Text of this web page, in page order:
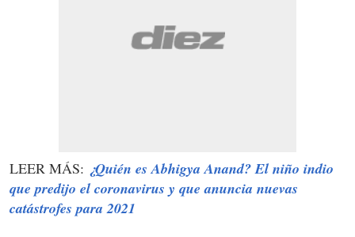
LEER MÁS: ¿Quién es Abhigya Anand? El niño indio
que predijo el coronavirus y que anuncia nuevas
catástrofes para 2021